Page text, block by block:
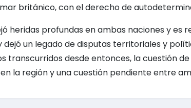
británico, con el derecho de
heridas profundas en ambas naciones y
dejó un legado de disputas territoriales y
transcurridos desde entonces, la cuestión
la región y una cuestión pendiente entre